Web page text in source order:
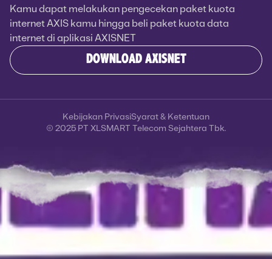
Kamu dapat melakukan pengecekan paket kuota
internet AXIS kamu hingga beli paket kuota data
internet di aplikasi AXISNET
DOWNLOAD AXISNET
© 2025 PT XLSMART Telecom Sejahtera Tbk.
Kebijakan PrivasiSyarat & Ketentuan